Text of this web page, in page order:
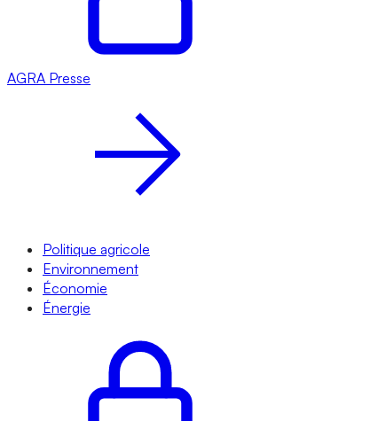
AGRA Presse
Politique agricole
Environnement
Économie
Énergie